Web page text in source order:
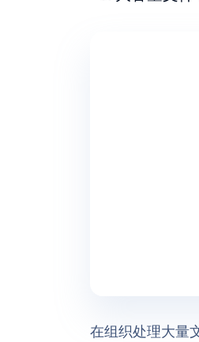
在组织处理大量